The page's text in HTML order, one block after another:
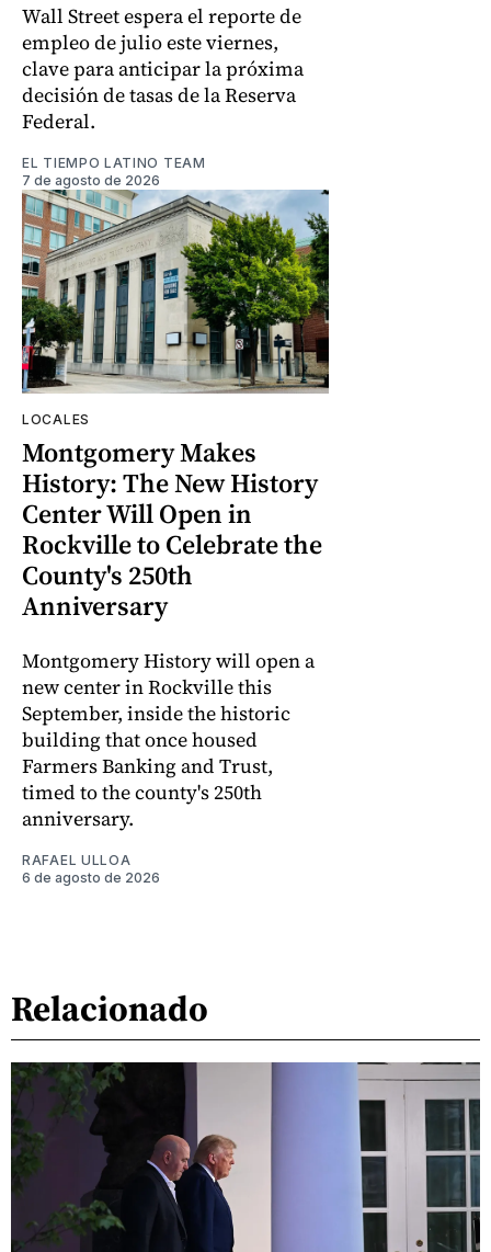
Wall Street espera el reporte de
empleo de julio este viernes,
clave para anticipar la próxima
decisión de tasas de la Reserva
Federal.
EL TIEMPO LATINO TEAM
7 de agosto de 2026
LOCALES
Montgomery Makes
History: The New History
Center Will Open in
Rockville to Celebrate the
County's 250th
Anniversary
Montgomery History will open a
new center in Rockville this
September, inside the historic
building that once housed
Farmers Banking and Trust,
timed to the county's 250th
anniversary.
RAFAEL ULLOA
6 de agosto de 2026
Relacionado